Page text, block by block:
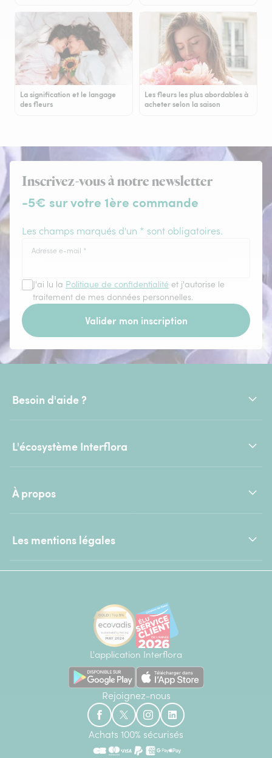
La signification et le langage
des fleurs
Les fleurs les plus abordables à
acheter selon la saison
Inscrivez-vous à notre newsletter
-5€ sur votre 1ère commande
Les champs marqués d'un * sont obligatoires.
Adresse e-mail *
J'ai lu la Politique de confidentialité et j'autorise le
traitement de mes données personnelles.
Valider mon inscription
Besoin d'aide ?
L'écosystème Interflora
À propos
Les mentions légales
L'application Interflora
Rejoignez-nous
Achats 100% sécurisés